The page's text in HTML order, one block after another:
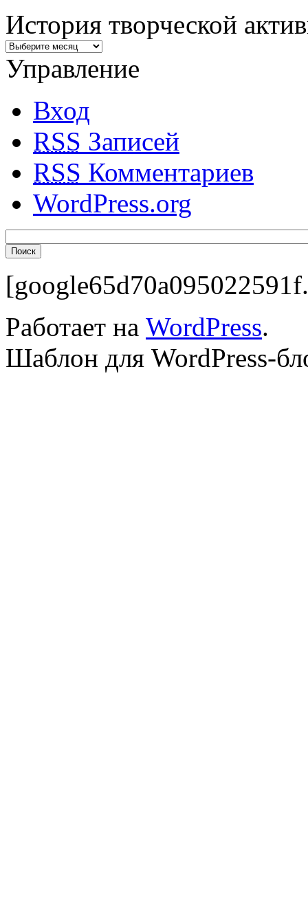
История творческой
Управление
Вход
RSS Записей
RSS Комментариев
WordPress.org
Работает на WordPress.
Шаблон для WordPress-